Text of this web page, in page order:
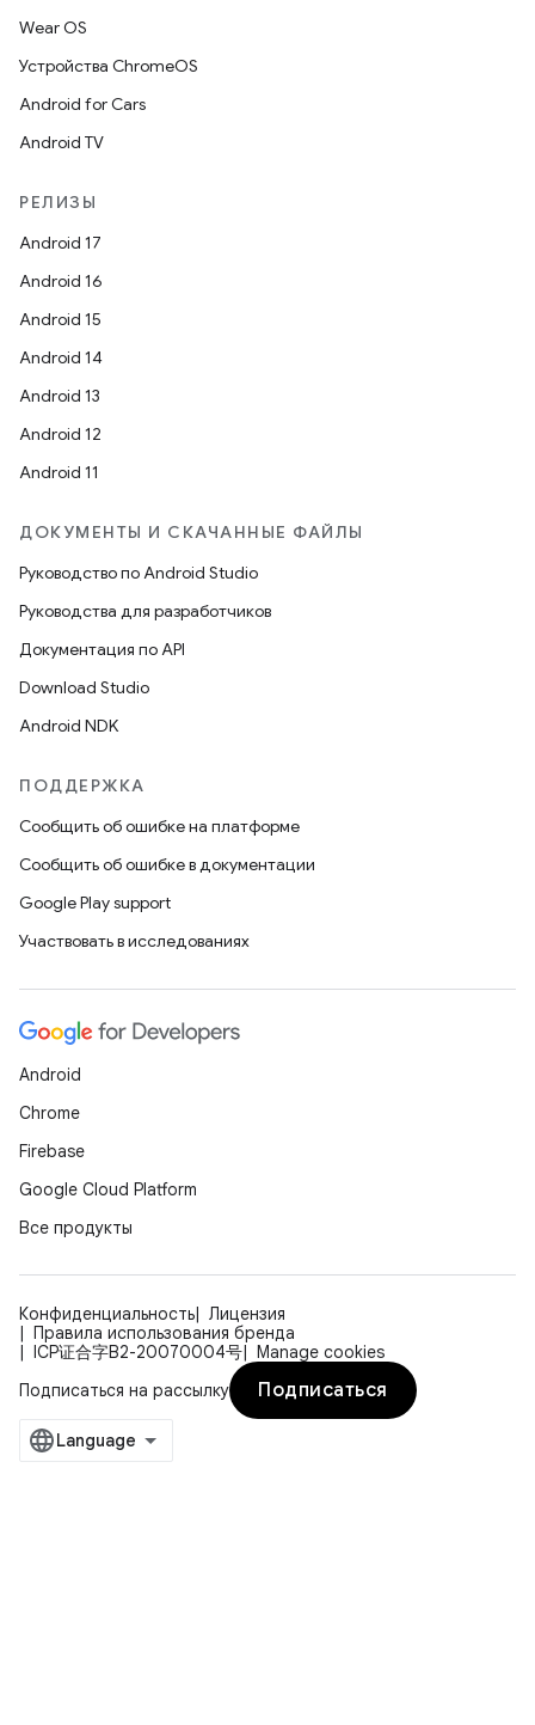
Wear OS
Устройства ChromeOS
Android for Cars
Android TV
РЕЛИЗЫ
Android 17
Android 16
Android 15
Android 14
Android 13
Android 12
Android 11
ДОКУМЕНТЫ И СКАЧАННЫЕ ФАЙЛЫ
Руководство по Android Studio
Руководства для разработчиков
Документация по API
Download Studio
Android NDK
ПОДДЕРЖКА
Сообщить об ошибке на платформе
Сообщить об ошибке в документации
Google Play support
Участвовать в исследованиях
Android
Chrome
Firebase
Google Cloud Platform
Все продукты
Конфиденциальность
Лицензия
Правила использования бренда
ICP证合字B2-20070004号
Manage cookies
Подписаться на рассылку
Подписаться